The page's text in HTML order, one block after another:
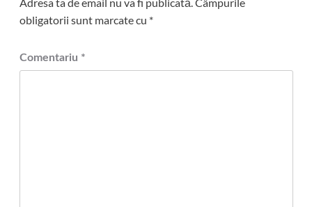
obligatorii sunt marcate cu *
Comentariu *